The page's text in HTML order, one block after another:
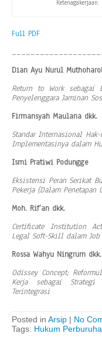
Ketenagakerjaan
Full PDF
Dian Ayu Nurul
Return to Work sebagai
Penyelenggara Jaminan
Firmansyah Maulana dkk.
Standar Internasional
Implementasinya dalam
Ismi Pratiwi Podungge
Eksistensi Peran Serikat
Pekerja (Dalam Penetapan
Moh. Rif’an dkk.
Certificate Institution
Legal Soft-Skill dalam Job
Rossa Wahyu Ningrum dkk.
Odissey Concept;
Kerja sebagai Strategi
Terintegrasi
Posted in Arsip | No
Tags: Hukum